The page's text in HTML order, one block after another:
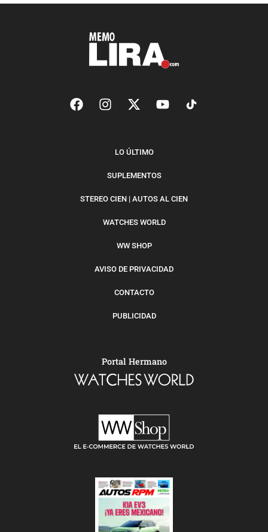
LO ÚLTIMO
SUPLEMENTOS
STEREO CIEN | AUTOS AL CIEN
WATCHES WORLD
WW SHOP
AVISO DE PRIVACIDAD
CONTACTO
PUBLICIDAD
Portal Hermano